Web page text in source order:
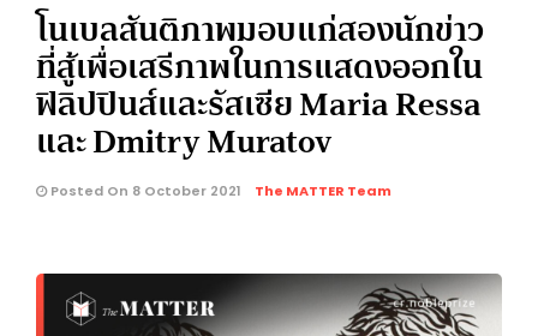
โนเบลสันติภาพมอบแก่สองนักข่าว
ที่สู้เพื่อเสรีภาพในการแสดงออกใน
ฟิลิปปินส์และรัสเซีย Maria Ressa
และ Dmitry Muratov
Posted On 8 October 2021 The MATTER Team